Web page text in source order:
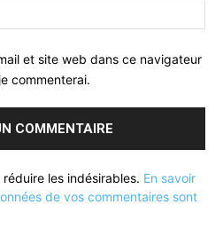
et site web dans ce navigateur
commenterai.
les indésirables. En savoir
de vos commentaires sont